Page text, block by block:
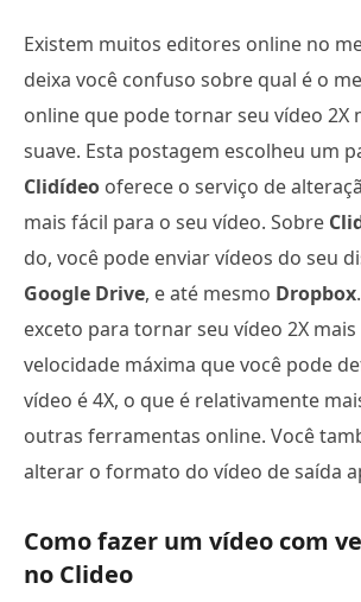
Existem muitos editores online no
deixa você confuso sobre qual é o
online que pode tornar seu vídeo 2X
suave. Esta postagem escolheu um
Clidídeo oferece o serviço de
mais fácil para o seu vídeo. Sobre
do, você pode enviar vídeos do seu
Google Drive, e até mesmo Dropbox
exceto para tornar seu vídeo 2X
velocidade máxima que você pode
vídeo é 4X, o que é relativamente
outras ferramentas online. Você
alterar o formato do vídeo de saída
Como fazer um vídeo com
no Clideo